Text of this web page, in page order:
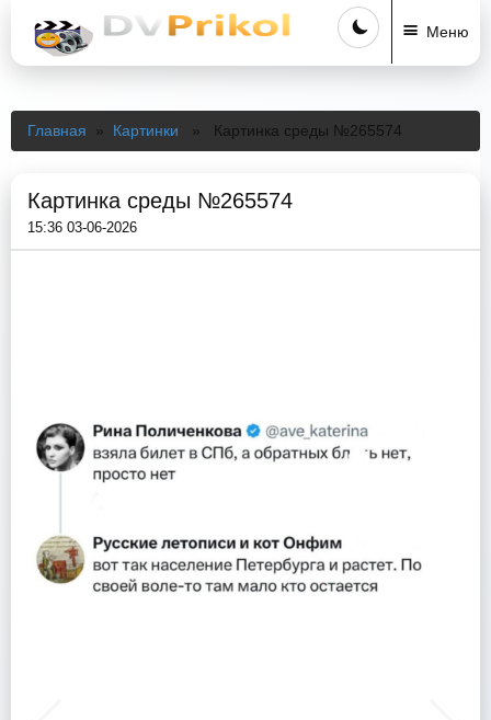
Меню
Главная » Картинки » Картинка среды №265574
Картинка среды №265574
15:36 03-06-2026